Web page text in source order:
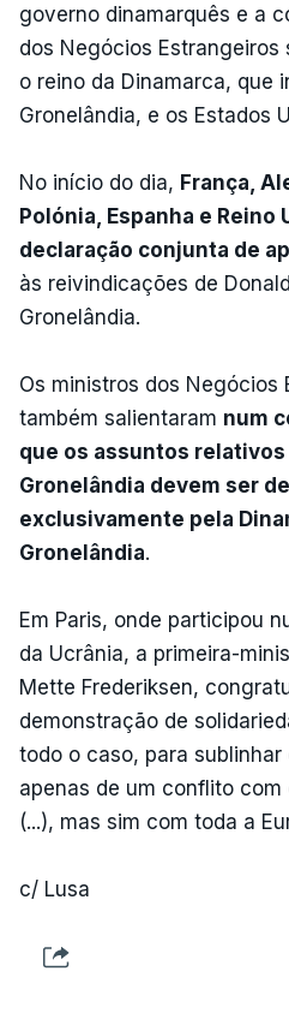
governo dinamarquês e a
dos Negócios Estrangeiros
o reino da Dinamarca, que
Gronelândia, e os Estados
No início do dia, França,
Polónia, Espanha e Reino
declaração conjunta de
às reivindicações de
Gronelândia.
Os ministros dos Negócios
também salientaram num
que os assuntos relativos
Gronelândia devem ser
exclusivamente pela
Gronelândia.
Em Paris, onde participou
da Ucrânia, a primeira-
Mette Frederiksen,
demonstração de
todo o caso, para
apenas de um conflito com
(...), mas sim com toda a
c/ Lusa